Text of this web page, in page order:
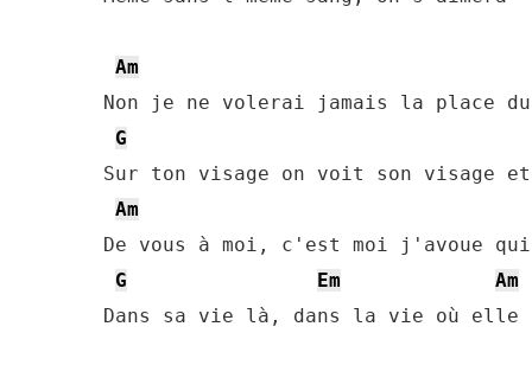
Am
Non je ne volerai jamais la place
G
Sur ton visage on voit son visage
Am
De vous à moi, c'est moi j'avoue
G
Em
Am
Dans sa vie là, dans la vie où elle